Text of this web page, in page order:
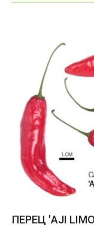
ПЕРЕЦ 'AJI